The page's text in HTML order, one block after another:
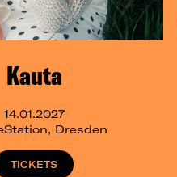
Kauta
14.01.2027
Dresden
TICKETS